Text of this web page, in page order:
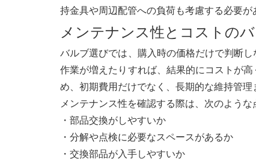
持金具や周辺配管への負荷も考慮する必要が
メンテナンス性とコストの
バルブ選びでは、購入時の価格だけで判断
作業が増えたりすれば、結果的にコストが
め、初期費用だけでなく、長期的な維持管理
メンテナンス性を確認する際は、次のような
・部品交換がしやすいか
・分解や点検に必要なスペースがあるか
・交換部品が入手しやすいか